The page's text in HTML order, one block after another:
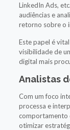
LinkedIn Ads,
audiências e
retorno sobre o
Este papel é
visibilidade de
digital mais
Analistas
Com um foco
processa e
comportamento
otimizar